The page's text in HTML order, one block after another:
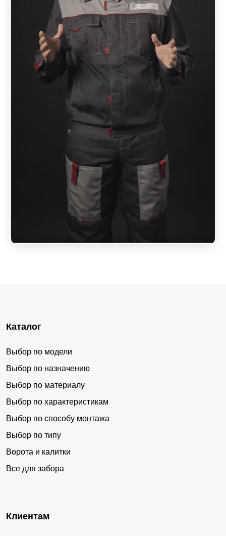
Каталог
Выбор по модели
Выбор по назначению
Выбор по материалу
Выбор по характеристикам
Выбор по способу монтажа
Выбор по типу
Ворота и калитки
Все для забора
Клиентам